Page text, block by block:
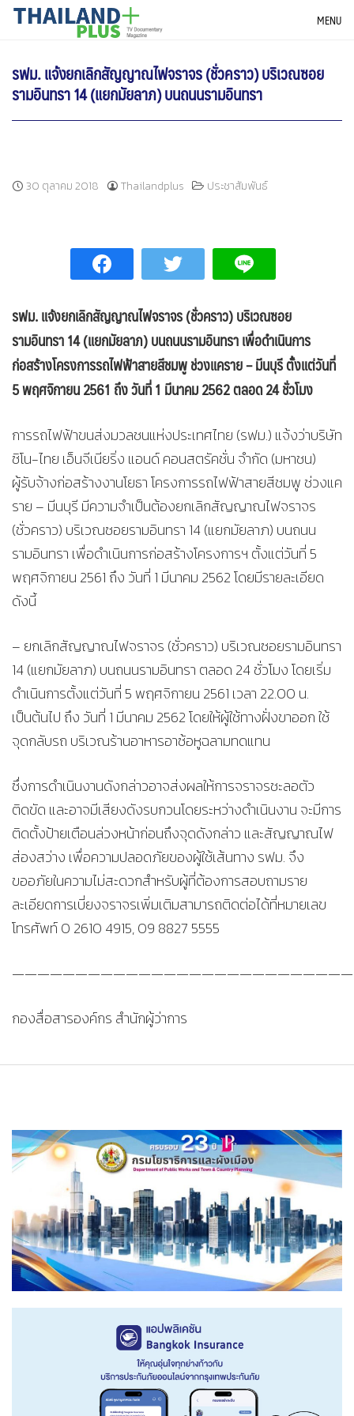
SkipTHAILANDPLUS NEWS MENU
รฟม. แจ้งยกเลิกสัญญาณไฟจราจร (ชั่วคราว) บริเวณซอย
รามอินทรา 14 (แยกมัยลาภ) บนถนนรามอินทรา
30 ตุลาคม 2018 Thailandplus ประชาสัมพันธ์
รฟม. แจ้งยกเลิกสัญญาณไฟจราจร (ชั่วคราว) บริเวณซอย
รามอินทรา 14 (แยกมัยลาภ) บนถนนรามอินทรา เพื่อดำเนินการ
ก่อสร้างโครงการรถไฟฟ้าสายสีชมพู ช่วงแคราย – มีนบุรี ตั้งแต่วันที่
5 พฤศจิกายน 2561 ถึง วันที่ 1 มีนาคม 2562 ตลอด 24 ชั่วโมง
การรถไฟฟ้าขนส่งมวลชนแห่งประเทศไทย (รฟม.) แจ้งว่าบริษัท
ซิโน-ไทย เอ็นจีเนียริ่ง แอนด์ คอนสตรัคชั่น จำกัด (มหาชน)
ผู้รับจ้างก่อสร้างงานโยธา โครงการรถไฟฟ้าสายสีชมพู ช่วงแค
ราย – มีนบุรี มีความจำเป็นต้องยกเลิกสัญญาณไฟจราจร
(ชั่วคราว) บริเวณซอยรามอินทรา 14 (แยกมัยลาภ) บนถนน
รามอินทรา เพื่อดำเนินการก่อสร้างโครงการฯ ตั้งแต่วันที่ 5
พฤศจิกายน 2561 ถึง วันที่ 1 มีนาคม 2562 โดยมีรายละเอียด
ดังนี้
– ยกเลิกสัญญาณไฟจราจร (ชั่วคราว) บริเวณซอยรามอินทรา
14 (แยกมัยลาภ) บนถนนรามอินทรา ตลอด 24 ชั่วโมง โดยเริ่ม
ดำเนินการตั้งแต่วันที่ 5 พฤศจิกายน 2561 เวลา 22.00 น.
เป็นต้นไป ถึง วันที่ 1 มีนาคม 2562 โดยให้ผู้ใช้ทางฝั่งขาออก ใช้
จุดกลับรถ บริเวณร้านอาหารอาซ้อหูฉลามทดแทน
ซึ่งการดำเนินงานดังกล่าวอาจส่งผลให้การจราจรชะลอตัว
ติดขัด และอาจมีเสียงดังรบกวนโดยระหว่างดำเนินงาน จะมีการ
ติดตั้งป้ายเตือนล่วงหน้าก่อนถึงจุดดังกล่าว และสัญญาณไฟ
ส่องสว่าง เพื่อความปลอดภัยของผู้ใช้เส้นทาง รฟม. จึง
ขออภัยในความไม่สะดวกสำหรับผู้ที่ต้องการสอบถามราย
ละเอียดการเบี่ยงจราจรเพิ่มเติมสามารถติดต่อได้ที่หมายเลข
โทรศัพท์ 0 2610 4915, 09 8827 5555
กองสื่อสารองค์กร สำนักผู้ว่าการ